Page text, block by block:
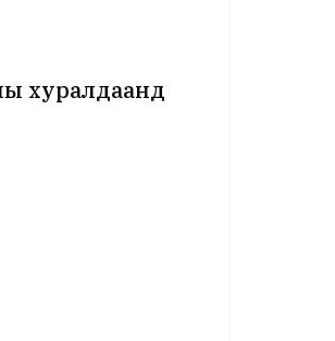
хуралдаанд